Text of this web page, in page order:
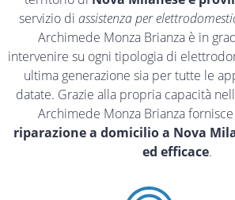
servizio di assistenza per
Archimede Monza Brianza è in
intervenire su ogni tipologia di
ultima generazione sia per tutte le
datate. Grazie alla propria capacità
Archimede Monza Brianza
riparazione a domicilio a Nova
ed efficace.